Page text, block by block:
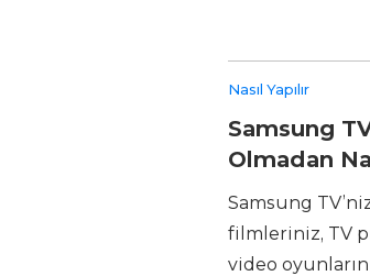
Nasıl Yapılır
Samsung
Olmadan
Samsung
filmleriniz, TV
video